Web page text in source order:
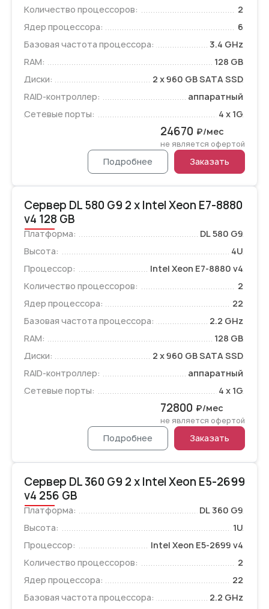
Количество процессоров:
2
Ядер процессора:
6
Базовая частота процессора:
3.4 GHz
RAM:
128 GB
Диски:
2 x 960 GB SATA SSD
RAID-контроллер:
аппаратный
Сетевые порты:
4 x 1G
24670 ₽/мес
не является офертой
Подробнее Заказать
Сервер DL 580 G9 2 x Intel Xeon E7-8880
v4 128 GB
Платформа:
DL 580 G9
Высота:
4U
Процессор:
Intel Xeon E7-8880 v4
Количество процессоров:
2
Ядер процессора:
22
Базовая частота процессора:
2.2 GHz
RAM:
128 GB
Диски:
2 x 960 GB SATA SSD
RAID-контроллер:
аппаратный
Сетевые порты:
4 x 1G
72800 ₽/мес
не является офертой
Подробнее Заказать
Сервер DL 360 G9 2 x Intel Xeon E5-2699
v4 256 GB
Платформа:
DL 360 G9
Высота:
1U
Процессор:
Intel Xeon E5-2699 v4
Количество процессоров:
2
Ядер процессора:
22
Базовая частота процессора:
2.2 GHz